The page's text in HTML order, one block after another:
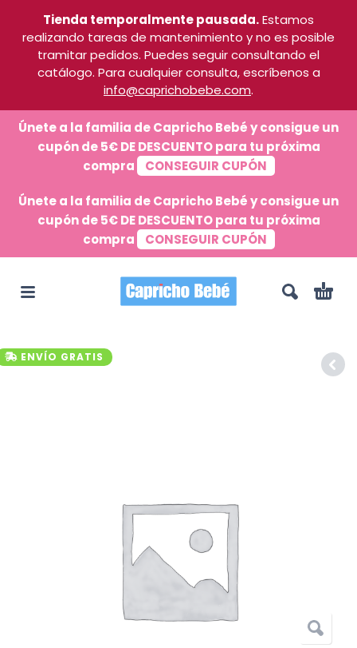
Tienda temporalmente pausada.Estamos
realizando tareas de mantenimiento y no es posible
tramitar pedidos. Puedes seguir consultando el
catálogo. Para cualquier consulta, escríbenos a
info@caprichobebe.com.
Únete a la familia de Capricho Bebé y consigue un
cupón de 5€ DE DESCUENTO para tu próxima
compra
CONSEGUIR CUPÓN
Únete a la familia de Capricho Bebé y consigue un
cupón de 5€ DE DESCUENTO para tu próxima
compra
CONSEGUIR CUPÓN
ENVÍO GRATIS